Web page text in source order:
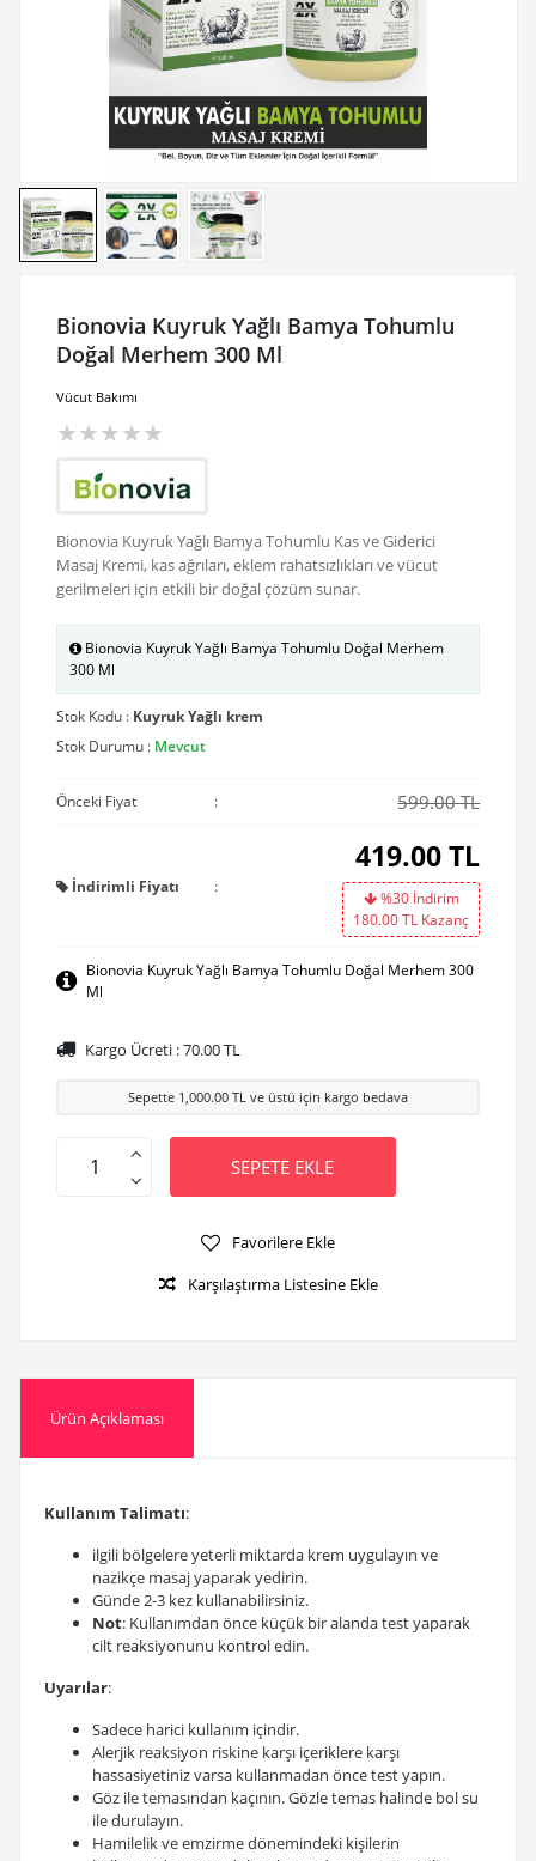
Bionovia Kuyruk Yağlı Bamya Tohumlu
Doğal Merhem 300 Ml
Vücut Bakımı
★★★★★
Bionovia Kuyruk Yağlı Bamya Tohumlu Kas ve Giderici
Masaj Kremi, kas ağrıları, eklem rahatsızlıkları ve vücut
gerilmeleri için etkili bir doğal çözüm sunar.
Bionovia Kuyruk Yağlı Bamya Tohumlu Doğal Merhem
300 Ml
Stok Kodu : Kuyruk Yağlı krem
Stok Durumu : Mevcut
Önceki Fiyat : 599.00 TL
İndirimli Fiyatı :
419.00TL
%30 İndirim
180.00TL Kazanç
Bionovia Kuyruk Yağlı Bamya Tohumlu Doğal Merhem 300
Ml
Kargo Ücreti :70.00TL
Sepette 1,000.00 TL ve üstü için kargo bedava
SEPETE EKLE
Favorilere Ekle
Karşılaştırma Listesine Ekle
Ürün Açıklaması
Kullanım Talimatı:
ilgili bölgelere yeterli miktarda krem uygulayın ve
nazikçe masaj yaparak yedirin.
Günde 2-3 kez kullanabilirsiniz.
Not: Kullanımdan önce küçük bir alanda test yaparak
cilt reaksiyonunu kontrol edin.
Uyarılar:
Sadece harici kullanım içindir.
Alerjik reaksiyon riskine karşı içeriklere karşı
hassasiyetiniz varsa kullanmadan önce test yapın.
Göz ile temasından kaçının. Gözle temas halinde bol su
ile durulayın.
Hamilelik ve emzirme dönemindeki kişilerin